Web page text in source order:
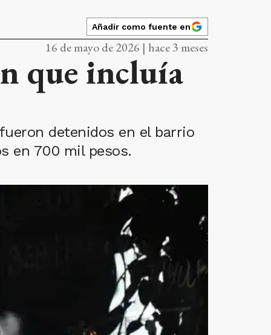
Añadir como fuente en
16 de mayo de 2026 | hace 3 meses
que incluía
detenidos en el barrio
en 700 mil pesos.